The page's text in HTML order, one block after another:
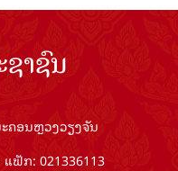
າຊົນ
ຄອນຫຼວງວຽງຈັນ
ແຟັກ: 021336113